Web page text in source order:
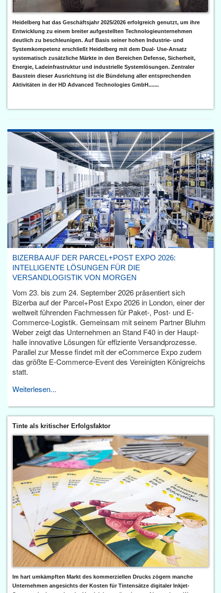
Heidelberg hat das Geschäftsjahr 2025/2026 erfolgreich genutzt, um ihre
Entwicklung zu einem breiter aufgestellten Technologieunternehmen
deutlich zu beschleunigen. Auf Basis seiner hohen Industrie- und
Systemkompetenz erschließt Heidelberg mit dem Dual- Use-Ansatz
systematisch zusätzliche Märkte in den Bereichen Defense, Sicherheit,
Energie, Ladeinfrastruktur und industrielle Systemlösungen. Zentraler
Baustein dieser Ausrichtung ist die Bündelung aller entsprechenden
Aktivitäten in der HD Advanced Technologies GmbH.......
BIZERBA AUF DER PARCEL+POST EXPO 2026:
INTELLIGENTE LÖSUNGEN FÜR DIE
VERSANDLOGISTIK VON MORGEN
Vom 23. bis zum 24. September 2026 präsentiert sich
Bizerba auf der Parcel+Post Expo 2026 in London, einer der
weltweit führenden Fachmessen für Paket-, Post- und E-
Commerce-Logistik. Gemeinsam mit seinem Partner Bluhm
Weber zeigt das Unternehmen an Stand F40 in der Haupt­
halle innovative Lösungen für effiziente Versandprozesse.
Parallel zur Messe findet mit der eCommerce Expo zudem
das größte E-Commerce-Event des Vereinigten Königreichs
statt.
Weiterlesen...
Tinte als kritischer Erfolgsfaktor
Im hart umkämpften Markt des kommerziellen Drucks zögern manche
Unternehmen angesichts der Kosten für Tintensätze digitaler Inkjet-